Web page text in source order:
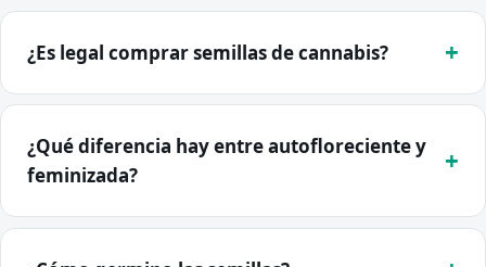
¿Es legal comprar semillas de cannabis?
¿Qué diferencia hay entre autofloreciente y
feminizada?